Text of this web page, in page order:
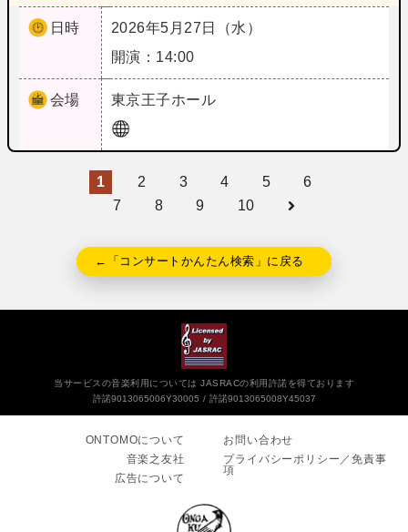
日時
2026年5月27日（水）
開演：14:00
会場 東京王子ホール
1 2 3 4 5
6
7
8 9 10
←「コンサートかんたん検索」に戻る
当サービスの音楽利用については JASRACの利用許諾を得ております
許諾9013065006Y30005
許諾9013065008Y45037
ONTOMOについて
音楽之友社
広告について
お問い合わせ
プライバシーポリシー／免責事
項